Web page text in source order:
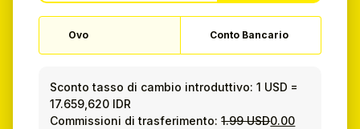
Ovo Conto Bancario
Sconto tasso di cambio introduttivo: 1 USD =
17.659,620 IDR
Commissioni di trasferimento:1.99 USD0.00